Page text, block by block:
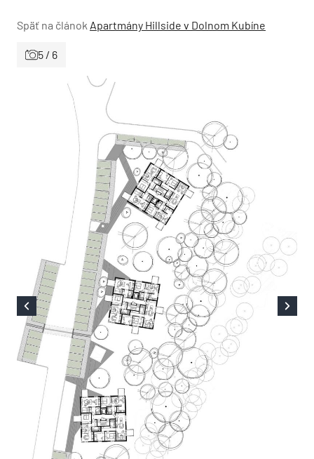
Späť na článok Apartmány Hillside v Dolnom Kubíne
5 / 6